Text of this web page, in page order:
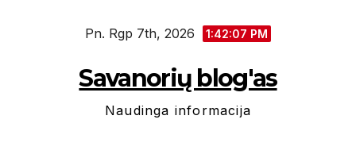
Pn. Rgp 7th, 2026 1:42:09 PM
Savanorių blog'as
Naudinga informacija